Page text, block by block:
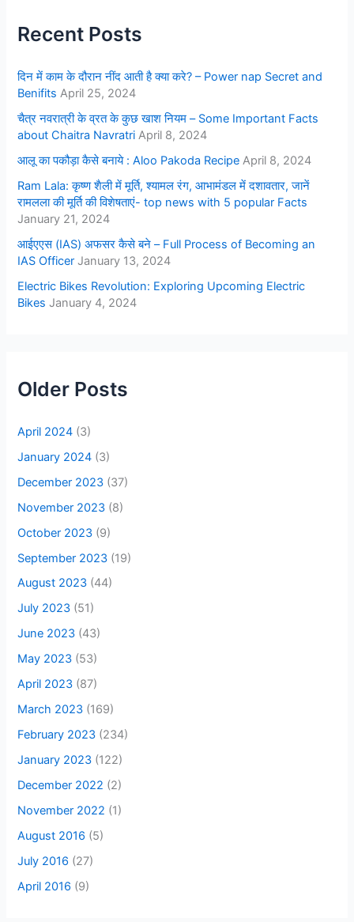
Recent Posts
दिन में काम के दौरान नींद आती है क्या करे? – Power nap Secret and
Benifits April 25, 2024
चैत्र नवरात्री के व्रत के कुछ खाश नियम – Some Important Facts
about Chaitra Navratri April 8, 2024
आलू का पकौड़ा कैसे बनाये : Aloo Pakoda Recipe April 8, 2024
Ram Lala: कृष्ण शैली में मूर्ति, श्यामल रंग, आभामंडल में दशावतार, जानें
रामलला की मूर्ति की विशेषताएं- top news with 5 popular Facts
January 21, 2024
आईएएस (IAS) अफसर कैसे बने – Full Process of Becoming an
IAS Officer January 13, 2024
Electric Bikes Revolution: Exploring Upcoming Electric
Bikes January 4, 2024
Older Posts
April 2024 (3)
January 2024 (3)
December 2023 (37)
November 2023 (8)
October 2023 (9)
September 2023 (19)
August 2023 (44)
July 2023 (51)
June 2023 (43)
May 2023 (53)
April 2023 (87)
March 2023 (169)
February 2023 (234)
January 2023 (122)
December 2022 (2)
November 2022 (1)
August 2016 (5)
July 2016 (27)
April 2016 (9)